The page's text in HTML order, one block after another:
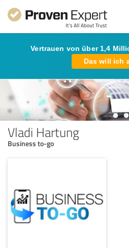
Vertrauen von über 1,4
Das will ich
Vladi Hartung
Business to-go